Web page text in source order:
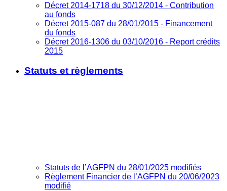
Décret 2014-1718 du 30/12/2014 - Contribution
au fonds
Décret 2015-087 du 28/01/2015 - Financement
du fonds
Décret 2016-1306 du 03/10/2016 - Report crédits
2015
Statuts et règlements
Statuts de l’AGFPN du 28/01/2025 modifiés
Règlement Financier de l’AGFPN du 20/06/2023
modifié